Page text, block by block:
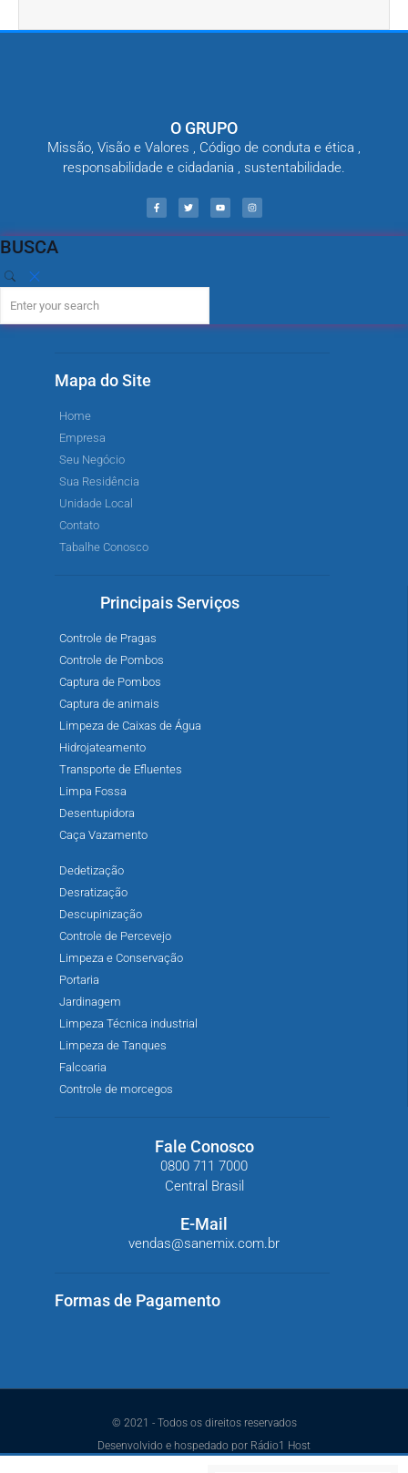
O GRUPO
Missão, Visão e Valores , Código de conduta e ética ,
responsabilidade e cidadania , sustentabilidade.
BUSCA
Mapa do Site
Home
Empresa
Seu Negócio
Sua Residência
Unidade Local
Contato
Tabalhe Conosco
Principais Serviços
Controle de Pragas
Controle de Pombos
Captura de Pombos
Captura de animais
Limpeza de Caixas de Água
Hidrojateamento
Transporte de Efluentes
Limpa Fossa
Desentupidora
Caça Vazamento
Dedetização
Desratização
Descupinização
Controle de Percevejo
Limpeza e Conservação
Portaria
Jardinagem
Limpeza Técnica industrial
Limpeza de Tanques
Falcoaria
Controle de morcegos
Fale Conosco
0800 711 7000
Central Brasil
E-Mail
vendas@sanemix.com.br
Formas de Pagamento
© 2021 - Todos os direitos reservados
Desenvolvido e hospedado por Rádio1 Host